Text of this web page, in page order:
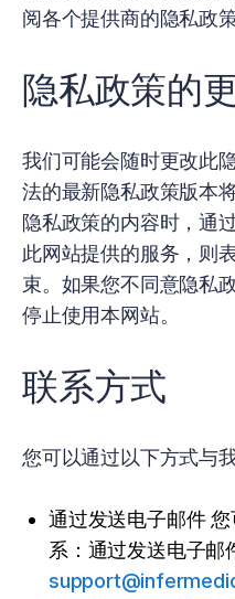
阅各个提供商的隐私政策
隐私政策的
我们可能会随时更改此
法的最新隐私政策版本
隐私政策的内容时，通
此网站提供的服务，则
束。如果您不同意隐私
停止使用本网站。
联系方式
您可以通过以下方式与
通过发送电子邮件
系：通过发送电子邮